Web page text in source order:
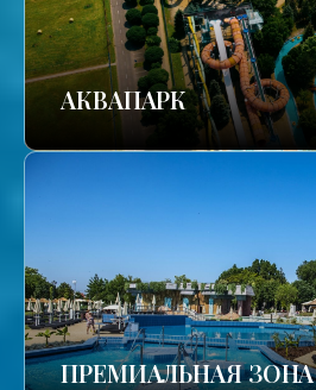
АКВАПАРК
ПРЕМИАЛЬНАЯ ЗОНА